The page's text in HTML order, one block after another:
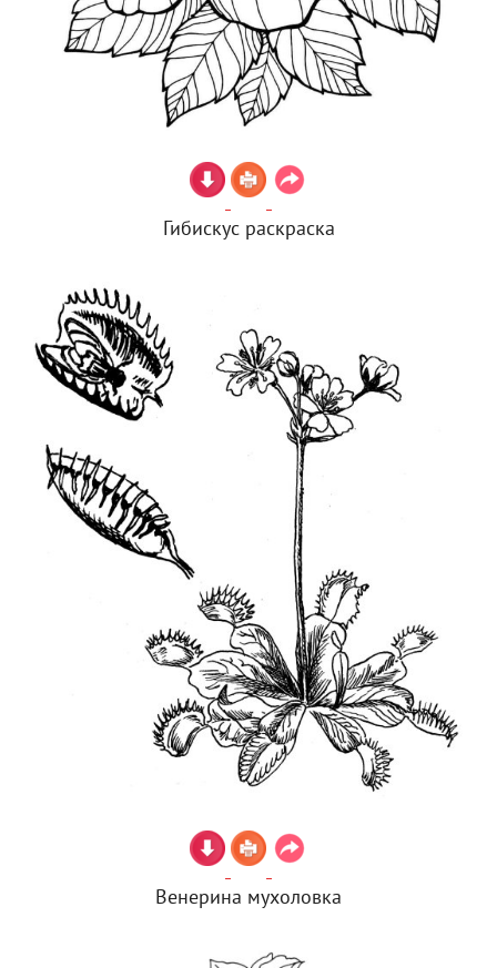
Гибискус раскраска
Венерина мухоловка